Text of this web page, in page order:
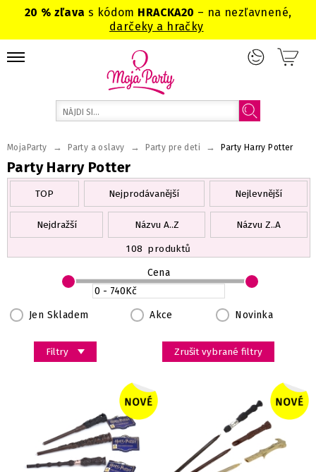
20 % zľavas kódom HRACKA20 – na nezľavnené,
darčeky a hračky
Party Harry Potter
MojaParty → Party a oslavy → Party pre deti → Party Harry Potter
TOP Nejprodávanější Nejlevnější
Nejdražší Názvu A..Z
Názvu Z..A
108 produktů
Filtry
Jen Skladem Akce Novinka
Cena
Zrušit vybrané filtry